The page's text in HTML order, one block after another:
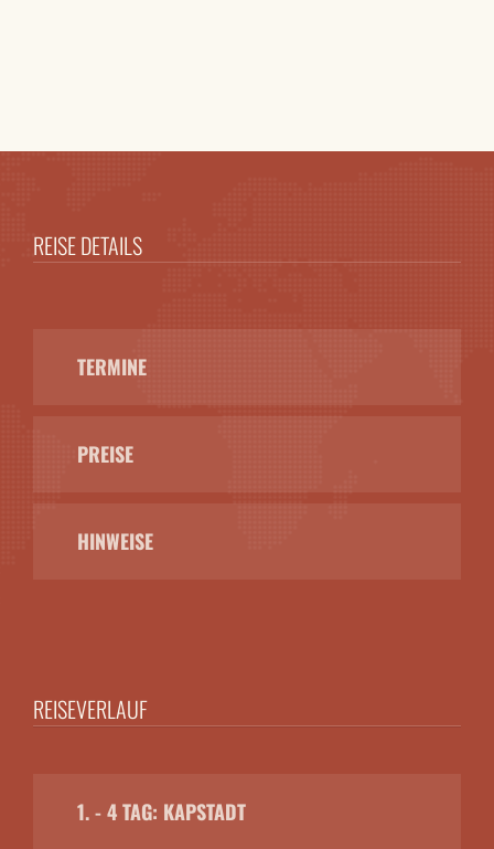
REISE DETAILS
TERMINE
PREISE
HINWEISE
REISEVERLAUF
1. - 4 TAG: KAPSTADT